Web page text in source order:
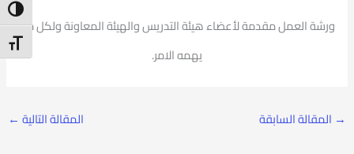
ورشة العمل مقدمة لأعضاء هيئة التدريس والهيئة المعاونة ولكل من
يهمه الامر.
→ المقالة السابقة المقالة التالية ←